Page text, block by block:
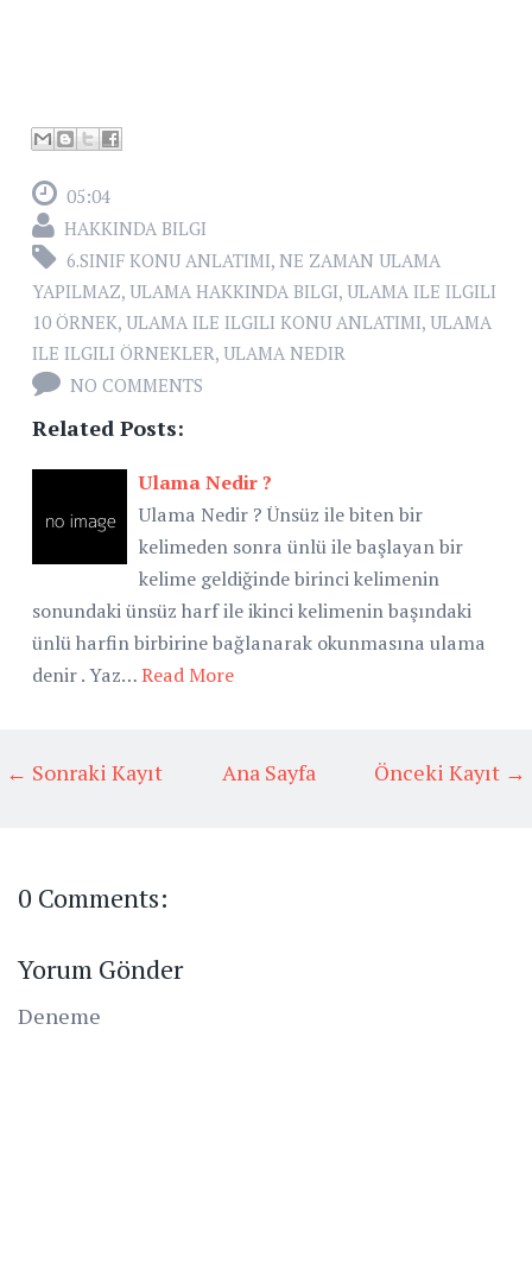
05:04
HAKKINDA BILGI
6.SINIF KONU ANLATIMI, NE ZAMAN ULAMA
YAPILMAZ, ULAMA HAKKINDA BILGI, ULAMA ILE ILGILI
10 ÖRNEK, ULAMA ILE ILGILI KONU ANLATIMI, ULAMA
ILE ILGILI ÖRNEKLER, ULAMA NEDIR
NO COMMENTS
Related Posts:
Ulama Nedir ?
Ulama Nedir ? Ünsüz ile biten bir
kelimeden sonra ünlü ile başlayan bir
kelime geldiğinde birinci kelimenin
sonundaki ünsüz harf ile ikinci kelimenin başındaki
ünlü harfin birbirine bağlanarak okunmasına ulama
denir . Yaz…Read More
← Sonraki Kayıt Önceki Kayıt →
Ana Sayfa
0 Comments:
Yorum Gönder
Deneme